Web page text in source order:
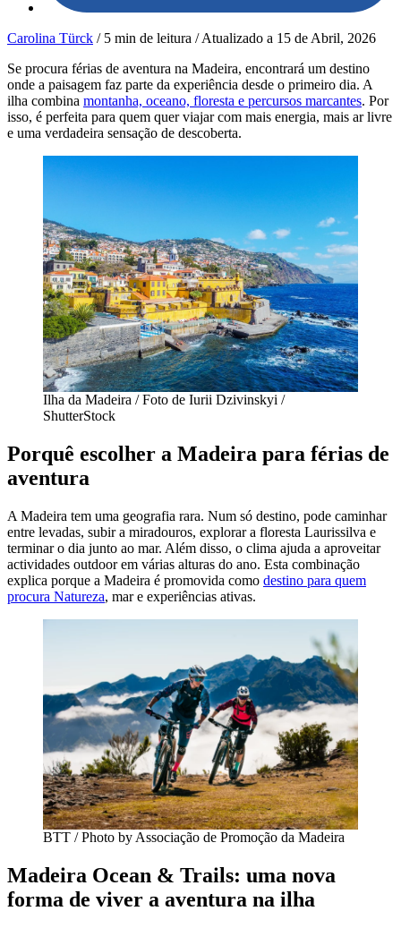
Carolina Türck / 5 min de leitura /Atualizado a 15 de Abril, 2026
Se procura férias de aventura na Madeira, encontrará um destino
onde a paisagem faz parte da experiência desde o primeiro dia. A
ilha combina montanha, oceano, floresta e percursos marcantes. Por
isso, é perfeita para quem quer viajar com mais energia, mais ar livre
e uma verdadeira sensação de descoberta.
Ilha da Madeira / Foto de Iurii Dzivinskyi /
ShutterStock
Porquê escolher a Madeira para férias de
aventura
A Madeira tem uma geografia rara. Num só destino, pode caminhar
entre levadas, subir a miradouros, explorar a floresta Laurissilva e
terminar o dia junto ao mar. Além disso, o clima ajuda a aproveitar
actividades outdoor em várias alturas do ano. Esta combinação
explica porque a Madeira é promovida como destino para quem
procura Natureza, mar e experiências ativas.
BTT / Photo by Associação de Promoção da Madeira
Madeira Ocean & Trails: uma nova
forma de viver a aventura na ilha